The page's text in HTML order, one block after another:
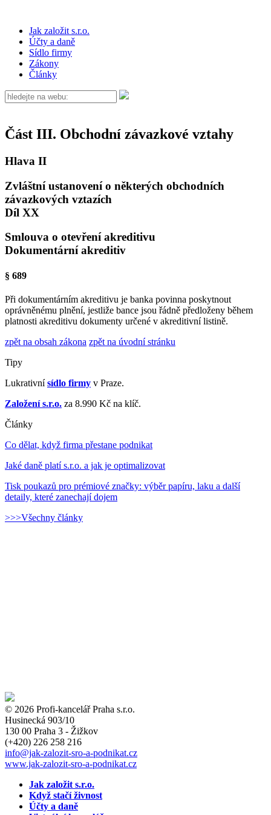
Jak založit s.r.o.
Účty a daně
Sídlo firmy
Zákony
Články
Část III. Obchodní závazkové vztahy
Hlava II
Zvláštní ustanovení o některých obchodních
závazkových vztazích
Díl XX
Smlouva o otevření akreditivu
Dokumentární akreditiv
§ 689
Při dokumentárním akreditivu je banka povinna poskytnout
oprávněnému plnění, jestliže bance jsou řádně předloženy během
platnosti akreditivu dokumenty určené v akreditivní listině.
zpět na obsah zákona zpět na úvodní stránku
Tipy
Lukrativnísídlo firmy v Praze.
Založení s.r.o. za 8.990 Kč na klíč.
Články
Co dělat, když firma přestane podnikat
Jaké daně platí s.r.o. a jak je optimalizovat
Tisk poukazů pro prémiové značky: výběr papíru, laku a další
detaily, které zanechají dojem
>>>Všechny články
© 2026 Profi-kancelář Praha s.r.o.
Husinecká 903/10
130 00 Praha 3 - Žižkov
(+420) 226 258 216
info@jak-zalozit-sro-a-podnikat.cz
www.jak-zalozit-sro-a-podnikat.cz
Jak založit s.r.o.
Když stačí živnost
Účty a daně